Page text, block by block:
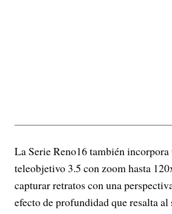
La Serie Reno16 también incorpora
teleobjetivo 3.5 con zoom hasta
capturar retratos con una
efecto de profundidad que resalta